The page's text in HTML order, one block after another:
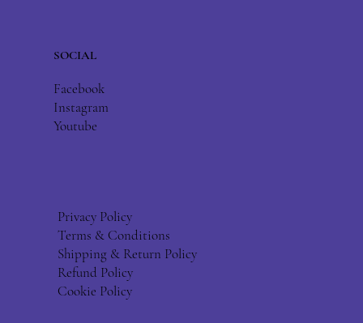
SOCIAL
Facebook
Instagram
Youtube
Privacy Policy
Terms & Conditions
Shipping & Return Policy
Refund Policy
Cookie Policy